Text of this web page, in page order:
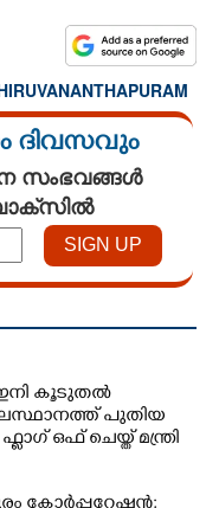
ദിവസവും
സംഭവങ്ങൾ
ഇനി കൂടുതൽ
പുതിയ
ഒഫ് ചെയ്ത് മന്ത്രി